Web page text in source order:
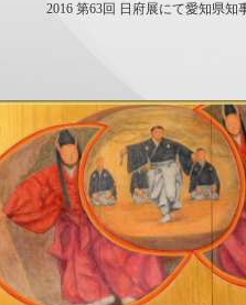
2016 第63回 日府展にて愛知県知